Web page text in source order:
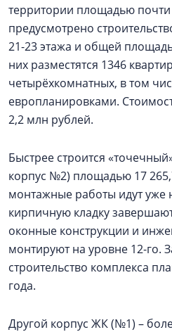
территории площадью почти
предусмотрено
21-23 этажа и общей
них разместятся 1346
четырёхкомнатных, в том
европланировками.
2,2 млн рублей.
Быстрее строится
корпус №2) площадью 17
монтажные работы идут уже
кирпичную кладку
оконные конструкции и
монтируют на уровне 12-го.
строительство комплекса
года.
Другой корпус ЖК (№1) –